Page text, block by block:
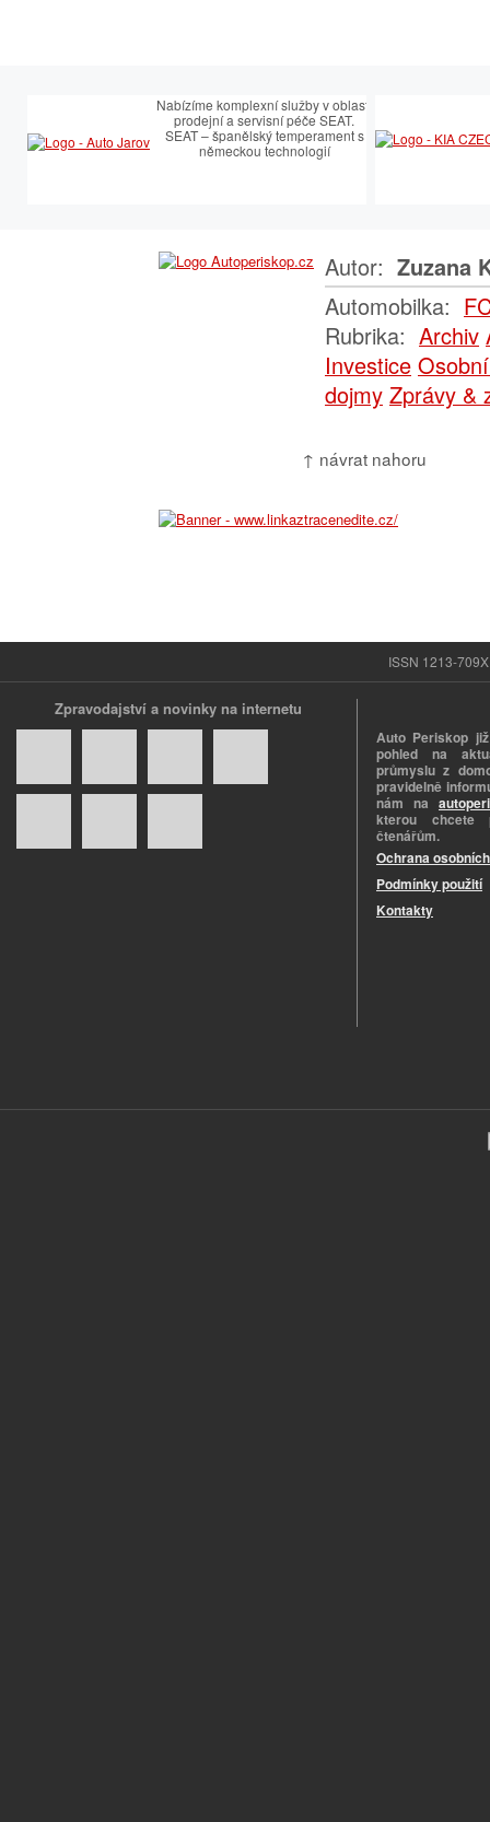
Nabízíme komplexní služby v oblasti
prodejní a servisní péče SEAT.
SEAT – španělský temperament s
německou technologií
Autor: Zuzana
Automobilka:
Rubrika: Archiv
Investice
dojmy Zprávy &
↑ návrat nahoru
ISSN 1213-
Zpravodajství a novinky na internetu
Auto Periskop
pohled na
průmyslu z
pravidelně
nám na
kterou chcete
čtenářům.
Ochrana
Podmínky použití
Kontakty